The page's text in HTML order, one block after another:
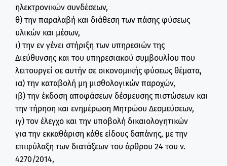
ηλεκτρονικών συνδέσεων,
θ) την παραλαβή και διάθεση των πάσης φύσεως
υλικών και μέσων,
ι) την εν γένει στήριξη των υπηρεσιών της
Διεύθυνσης και του υπηρεσιακού συμβουλίου που
λειτουργεί σε αυτήν σε οικονομικής φύσεως θέματα,
ια) την καταβολή μη μισθολογικών παροχών,
ιβ) την έκδοση αποφάσεων δέσμευσης πιστώσεων και
την τήρηση και ενημέρωση Μητρώου Δεσμεύσεων,
ιγ) τον έλεγχο και την υποβολή δικαιολογητικών
για την εκκαθάριση κάθε είδους δαπάνης, με την
επιφύλαξη των διατάξεων του άρθρου 24 του ν.
4270/2014,